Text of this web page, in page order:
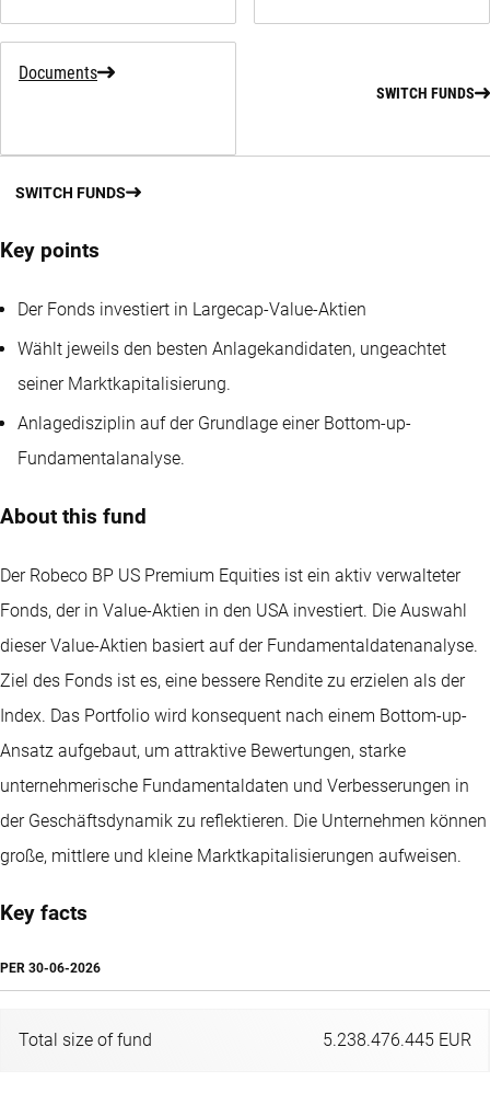
Documents
SWITCH FUNDS
SWITCH FUNDS
Key points
Der Fonds investiert in Largecap-Value-Aktien
Wählt jeweils den besten Anlagekandidaten, ungeachtet
seiner Marktkapitalisierung.
Anlagedisziplin auf der Grundlage einer Bottom-up-
Fundamentalanalyse.
About this fund
Der Robeco BP US Premium Equities ist ein aktiv verwalteter
Fonds, der in Value-Aktien in den USA investiert. Die Auswahl
dieser Value-Aktien basiert auf der Fundamentaldatenanalyse.
Ziel des Fonds ist es, eine bessere Rendite zu erzielen als der
Index. Das Portfolio wird konsequent nach einem Bottom-up-
Ansatz aufgebaut, um attraktive Bewertungen, starke
unternehmerische Fundamentaldaten und Verbesserungen in
der Geschäftsdynamik zu reflektieren. Die Unternehmen können
große, mittlere und kleine Marktkapitalisierungen aufweisen.
Key facts
PER 30-06-2026
Total size of fund 5.238.476.445 EUR